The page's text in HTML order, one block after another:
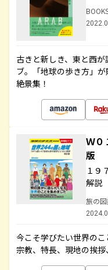
古きと新しき、東と西
ブ。「地球の歩き方」
絶景集！
Ｗ
版
１９
解説
旅の
今こそ学びたい世界のこ
宗教、特長、現地の挨拶